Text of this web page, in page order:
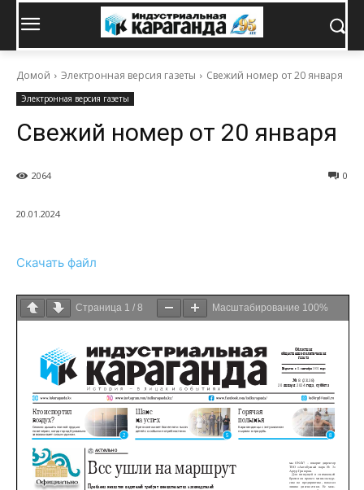
Домой Электронная версия газеты Свежий номер от 20 января
Электронная версия газеты
Свежий номер от 20 января
0
2064
20.01.2024
Скачать файл
Страница 1 / 8 Масштабирование 100%